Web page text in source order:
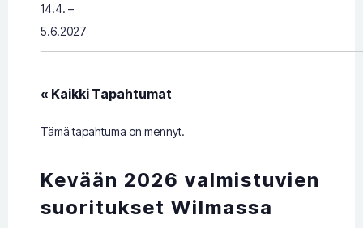
14.4. –
5.6.2027
« Kaikki Tapahtumat
Tämä tapahtuma on mennyt.
Kevään 2026 valmistuvien
suoritukset Wilmassa